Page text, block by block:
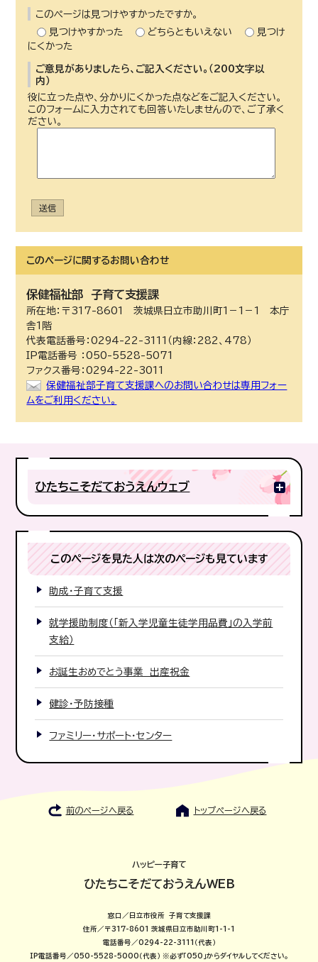
このページは見つけやすかったですか。
見つけやすかった
どちらともいえない
見つけ
にくかった
ご意見がありましたら、ご記入ください。（200文字以
内）
役に立った点や、分かりにくかった点などをご記入ください。
このフォームに入力されても回答いたしませんので、ご了承く
ださい。
送信
このページに関するお問い合わせ
保健福祉部子育て支援課
所在地：〒317-8601 茨城県日立市助川町1－1－1 本庁
舎1階
代表電話番号：0294-22-3111（内線：282、478）
IP電話番号 ：050-5528-5071
ファクス番号：0294-22-3011
保健福祉部子育て支援課へのお問い合わせは専用フォー
ムをご利用ください。
ひたちこそだておうえんウェブ
このページを見た人は次のページも見ています
助成・子育て支援
就学援助制度（「新入学児童生徒学用品費」の入学前
支給）
お誕生おめでとう事業 出産祝金
健診・予防接種
ファミリー・サポート・センター
前のページへ戻る トップページへ戻る
ハッピー子育て
ひたちこそだておうえんWEB
窓口／日立市役所 子育て支援課
住所／〒317-8601 茨城県日立市助川町1-1-1
電話番号／0294-22-3111（代表）
IP電話番号／050-5528-5000（代表） ※必ず「050」からダイヤルしてください。